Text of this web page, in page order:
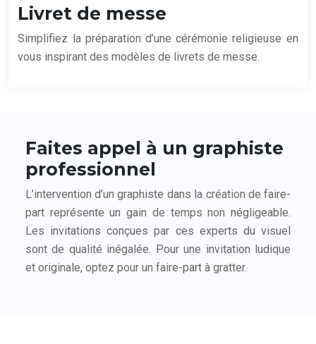
Livret de messe
Simplifiez la préparation d’une cérémonie religieuse en
vous inspirant des modèles de livrets de messe.
Faites appel à un graphiste
professionnel
L’intervention d’un graphiste dans la création de faire-
part représente un gain de temps non négligeable.
Les invitations conçues par ces experts du visuel
sont de qualité inégalée. Pour une invitation ludique
et originale, optez pour un faire-part à gratter.